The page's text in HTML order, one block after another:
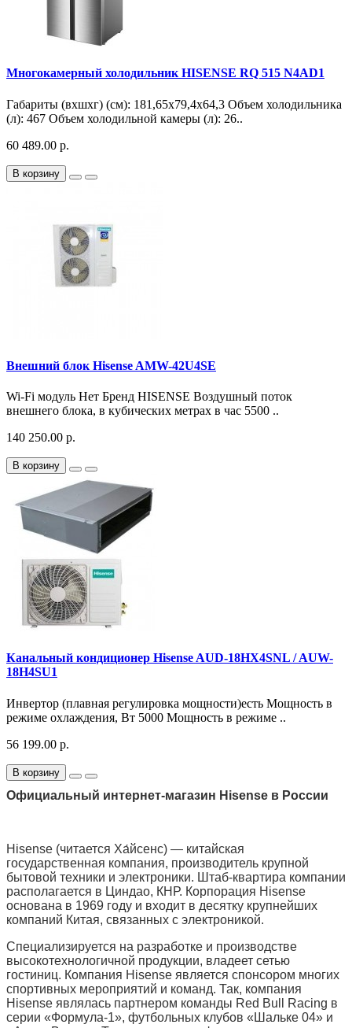
Многокамерный холодильник HISENSE RQ 515 N4AD1
Габариты (вхшхг) (см): 181,65х79,4х64,3 Объем холодильника
(л): 467 Объем холодильной камеры (л): 26..
60 489.00 р.
В корзину
Внешний блок Hisense AMW-42U4SE
Wi-Fi модуль Нет Бренд HISENSE Воздушный поток
внешнего блока, в кубических метрах в час 5500 ..
140 250.00 р.
В корзину
Канальный кондиционер Hisense AUD-18HX4SNL / AUW-
18H4SU1
Инвертор (плавная регулировка мощности)есть Мощность в
режиме охлаждения, Вт 5000 Мощность в режиме ..
56 199.00 р.
В корзину
Официальный интернет-магазин Hisense в России
Hisense (читается Ха́йсенс) — китайская
государственная компания, производитель крупной
бытовой техники и электроники. Штаб-квартира компании
располагается в Циндао, КНР. Корпорация Hisense
основана в 1969 году и входит в десятку крупнейших
компаний Китая, связанных с электроникой.
Специализируется на разработке и производстве
высокотехнологичной продукции, владеет сетью
гостиниц. Компания Hisense является спонсором многих
спортивных мероприятий и команд. Так, компания
Hisense являлась партнером команды Red Bull Racing в
серии «Формула-1», футбольных клубов «Шальке 04» и